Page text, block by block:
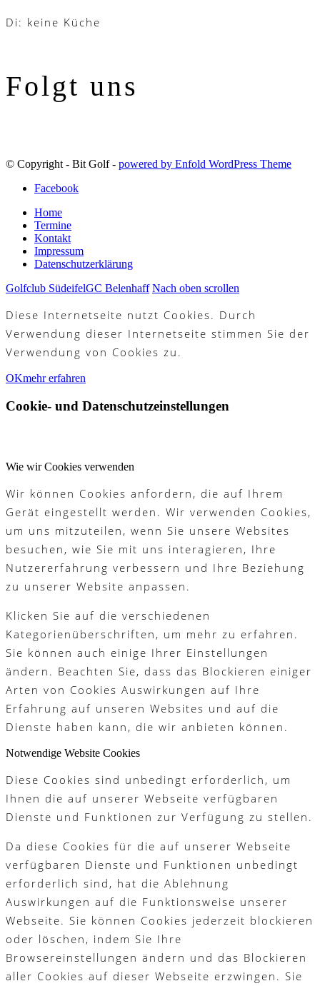
Di: keine Küche
Folgt uns
© Copyright - Bit Golf - powered by Enfold WordPress Theme
Facebook
Home
Termine
Kontakt
Impressum
Datenschutzerklärung
Golfclub SüdeifelGC Belenhaff Nach oben scrollen
Diese Internetseite nutzt Cookies. Durch
Verwendung dieser Internetseite stimmen Sie der
Verwendung von Cookies zu.
OKmehr erfahren
Cookie- und Datenschutzeinstellungen
Wie wir Cookies verwenden
Wir können Cookies anfordern, die auf Ihrem
Gerät eingestellt werden. Wir verwenden Cookies,
um uns mitzuteilen, wenn Sie unsere Websites
besuchen, wie Sie mit uns interagieren, Ihre
Nutzererfahrung verbessern und Ihre Beziehung
zu unserer Website anpassen.
Klicken Sie auf die verschiedenen
Kategorienüberschriften, um mehr zu erfahren.
Sie können auch einige Ihrer Einstellungen
ändern. Beachten Sie, dass das Blockieren einiger
Arten von Cookies Auswirkungen auf Ihre
Erfahrung auf unseren Websites und auf die
Dienste haben kann, die wir anbieten können.
Notwendige Website Cookies
Diese Cookies sind unbedingt erforderlich, um
Ihnen die auf unserer Webseite verfügbaren
Dienste und Funktionen zur Verfügung zu stellen.
Da diese Cookies für die auf unserer Webseite
verfügbaren Dienste und Funktionen unbedingt
erforderlich sind, hat die Ablehnung
Auswirkungen auf die Funktionsweise unserer
Webseite. Sie können Cookies jederzeit blockieren
oder löschen, indem Sie Ihre
Browsereinstellungen ändern und das Blockieren
aller Cookies auf dieser Webseite erzwingen. Sie